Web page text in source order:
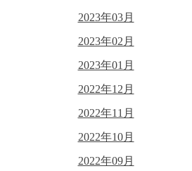
2023年03月
2023年02月
2023年01月
2022年12月
2022年11月
2022年10月
2022年09月